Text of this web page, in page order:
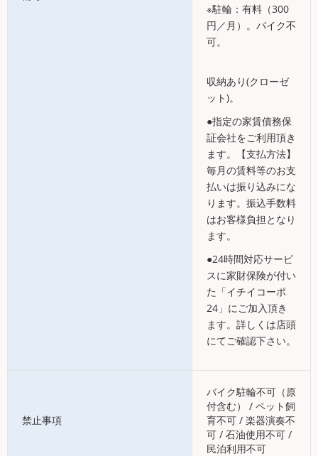
※駐輪：有料（300
円／月）。バイク不
可。
収納あり(クローゼ
ット)。
●指定の家賃債務保
証会社をご利用頂き
ます。【支払方法】
毎月の賃料等のお支
払いは振り込みにな
ります。振込手数料
はお客様負担となり
ます。
●24時間対応サービ
スに家財保険が付い
た「イチイコーポ
24」にご加入頂き
ます。詳しくは店頭
にてご確認下さい。
禁止事項
バイク駐輪不可（原
付含む） / ペット飼
育不可 / 楽器演奏不
可 / 石油使用不可 /
民泊利用不可